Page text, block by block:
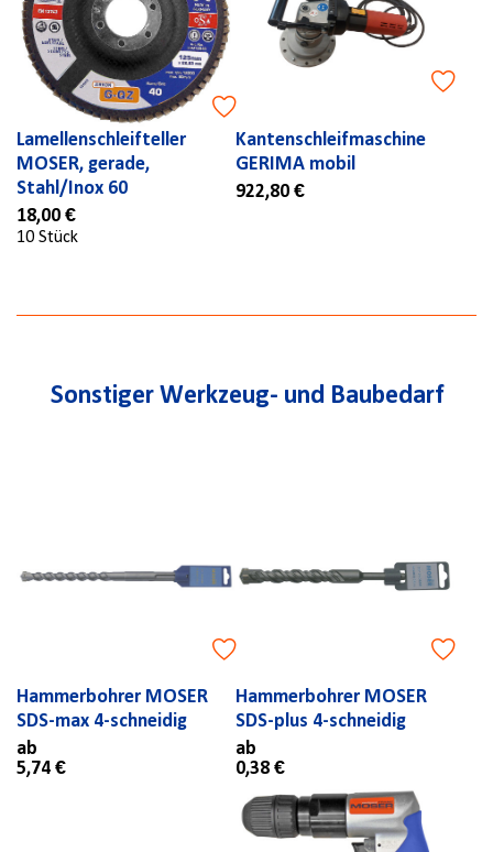
Lamellenschleifteller
MOSER, gerade,
Stahl/Inox 60
18,00 €
10 Stück
Kantenschleifmaschine
GERIMA mobil
922,80 €
Sonstiger Werkzeug- und Baubedarf
Hammerbohrer MOSER
SDS-max 4-schneidig
ab
5,74 €
Hammerbohrer MOSER
SDS-plus 4-schneidig
ab
0,38 €